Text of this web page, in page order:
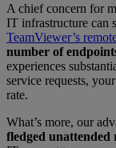
A chief concern for
IT infrastructure can
TeamViewer’s
number of
experiences
service requests,
rate.
What’s more, our
fledged unattended